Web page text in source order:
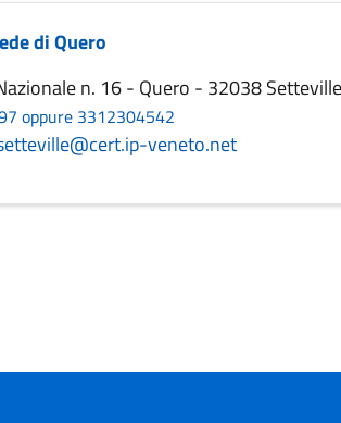
di Quero
n. 16 - Quero - 32038
oppure 3312304542
veneto.net